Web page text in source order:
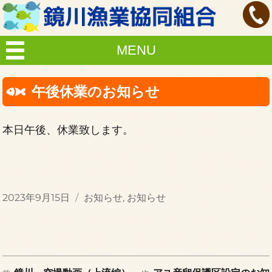
MENU
午後休業のお知らせ
本日午後、休業致します。
投
2023年9月15日
カ
ー
お知らせ, お知らせ